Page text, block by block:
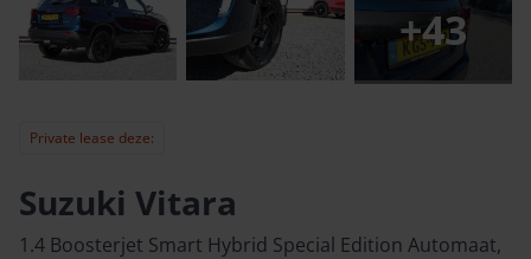
+43
Private lease deze:
Suzuki Vitara
1.4 Boosterjet Smart Hybrid Special Edition Automaat,